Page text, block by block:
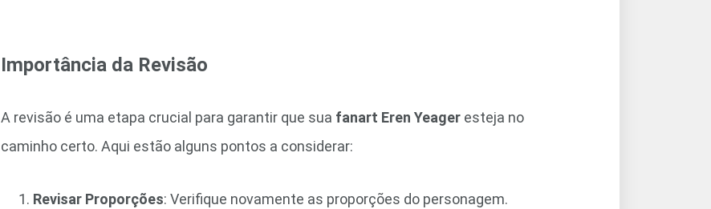
Importância da Revisão
A revisão é uma etapa crucial para garantir que sua fanart Eren Yeager esteja no
caminho certo. Aqui estão alguns pontos a considerar:
Revisar Proporções: Verifique novamente as proporções do personagem.